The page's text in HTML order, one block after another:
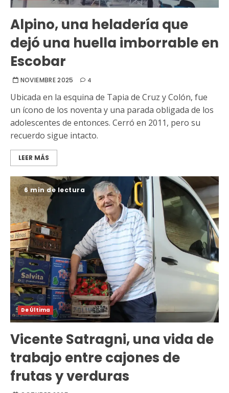
Alpino, una heladería que
dejó una huella imborrable en
Escobar
NOVIEMBRE 2025 4
Ubicada en la esquina de Tapia de Cruz y Colón, fue
un ícono de los noventa y una parada obligada de los
adolescentes de entonces. Cerró en 2011, pero su
recuerdo sigue intacto.
LEER MÁS
6 min de lectura
De Última
Vicente Satragni, una vida de
trabajo entre cajones de
frutas y verduras